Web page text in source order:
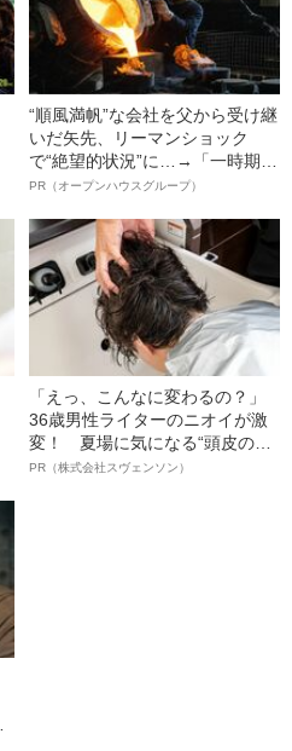
“順風満帆”な会社を父から受け継
いだ矢先、リーマンショック
で“絶望的状況”に…→「一時期は
納品3年待ち」のヒット商品を生
明かす、“逆転の戦術”
PR（オープンハウスグループ）
「えっ、こんなに変わるの？」
36歳男性ライターのニオイが激
変！ 夏場に気になる“頭皮のニ
オイ”や“ベタつき”を解消す
PR（株式会社スヴェンソン）